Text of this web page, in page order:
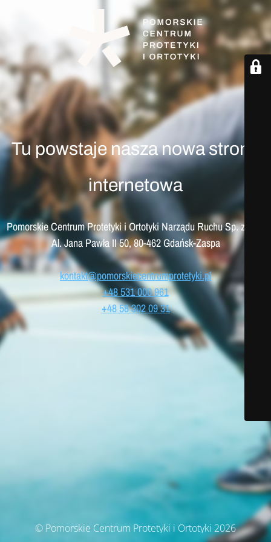
Tu powstaje nasza nowa strona
internetowa
Pomorskie Centrum Protetyki i Ortotyki Narządu Ruchu Sp. z o. o.
Al. Jana Pawła II 50, 80-462 Gdańsk-Zaspa
kontakt@pomorskiecentrumprotetyki.pl
+48 531 000 961
+48 58 302 09 31
© Pomorskie Centrum Protetyki i Ortotyki 2026